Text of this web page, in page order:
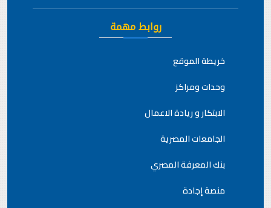
روابط مهمة
خريطة الموقع
وحدات ومراكز
الابتكار و ريادة الاعمال
الجامعات المصرية
بنك المعرفة المصري
منصة إجادة